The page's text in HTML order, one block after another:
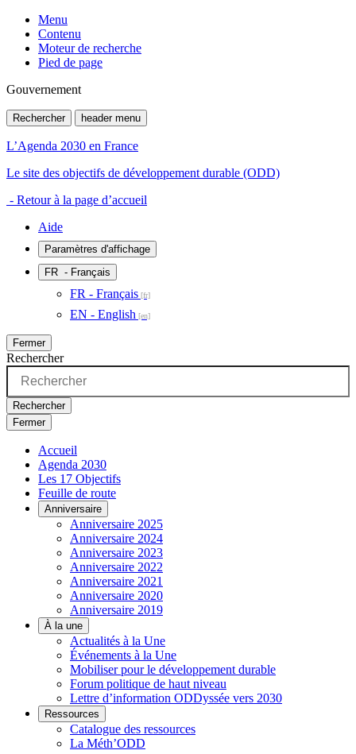
Menu
Contenu
Moteur de recherche
Pied de page
Gouvernement
Rechercher header menu
L’Agenda 2030 en France
Le site des objectifs de développement durable (ODD)
- Retour à la page d’accueil
Aide
Paramètres d'affichage
FR - Français
FR - Français
EN - English
Fermer
Rechercher
Rechercher
Fermer
Accueil
Agenda 2030
Les 17 Objectifs
Feuille de route
Anniversaire
Anniversaire 2025
Anniversaire 2024
Anniversaire 2023
Anniversaire 2022
Anniversaire 2021
Anniversaire 2020
Anniversaire 2019
À la une
Actualités à la Une
Événements à la Une
Mobiliser pour le développement durable
Forum politique de haut niveau
Lettre d’information ODDyssée vers 2030
Ressources
Catalogue des ressources
La Méth’ODD